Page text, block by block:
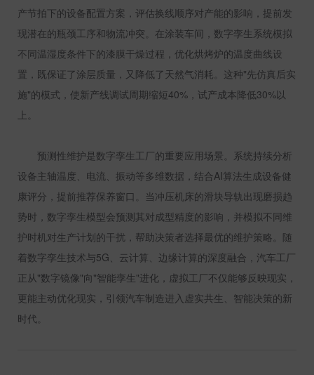
产节拍下的设备配置方案，评估换线顺序对产能的影响，提前发
现潜在的瓶颈工序和物流冲突。在涂装车间，数字孪生系统模拟
不同温湿度条件下的漆膜干燥过程，优化烘烤炉的温度曲线设
置，既保证了涂层质量，又降低了天然气消耗。这种"先仿真后实
施"的模式，使新产线调试周期缩短40% ，试产成本降低30%以
上。
预测性维护是数字孪生工厂的重要应用场景。系统持续分析
设备主轴温度、电流、振动等多维数据，结合AI算法生成设备健
康评分，提前推荐保养窗口。当冲压机床的滑块导轨出现磨损趋
势时，数字孪生模型会预测其对成型精度的影响，并模拟不同维
护时机对生产计划的干扰，帮助决策者选择最优的维护策略。随
着数字孪生技术与5G、云计算、边缘计算的深度融合，汽车工厂
正从"数字镜像"向"智能孪生"进化，虚拟工厂不仅能够反映现实，
更能主动优化现实，引领汽车制造进入虚实共生、智能决策的新
时代。